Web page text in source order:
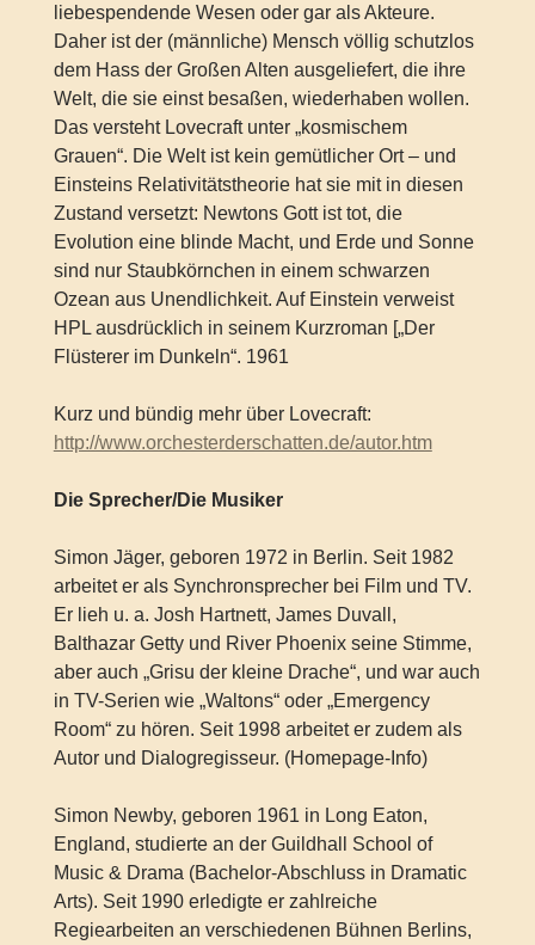
liebespendende Wesen oder gar als Akteure.
Daher ist der (männliche) Mensch völlig schutzlos
dem Hass der Großen Alten ausgeliefert, die ihre
Welt, die sie einst besaßen, wiederhaben wollen.
Das versteht Lovecraft unter „kosmischem
Grauen“. Die Welt ist kein gemütlicher Ort – und
Einsteins Relativitätstheorie hat sie mit in diesen
Zustand versetzt: Newtons Gott ist tot, die
Evolution eine blinde Macht, und Erde und Sonne
sind nur Staubkörnchen in einem schwarzen
Ozean aus Unendlichkeit. Auf Einstein verweist
HPL ausdrücklich in seinem Kurzroman [„Der
Flüsterer im Dunkeln“. 1961
Kurz und bündig mehr über Lovecraft:
http://www.orchesterderschatten.de/autor.htm
Die Sprecher/Die Musiker
Simon Jäger, geboren 1972 in Berlin. Seit 1982
arbeitet er als Synchronsprecher bei Film und TV.
Er lieh u. a. Josh Hartnett, James Duvall,
Balthazar Getty und River Phoenix seine Stimme,
aber auch „Grisu der kleine Drache“, und war auch
in TV-Serien wie „Waltons“ oder „Emergency
Room“ zu hören. Seit 1998 arbeitet er zudem als
Autor und Dialogregisseur. (Homepage-Info)
Simon Newby, geboren 1961 in Long Eaton,
England, studierte an der Guildhall School of
Music & Drama (Bachelor-Abschluss in Dramatic
Arts). Seit 1990 erledigte er zahlreiche
Regiearbeiten an verschiedenen Bühnen Berlins,